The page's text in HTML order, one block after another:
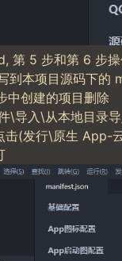
第 5 步和第 6 步
到本项目源码下的
中创建的项目删除
\导入\从本地目录
击(发行\原生 App-